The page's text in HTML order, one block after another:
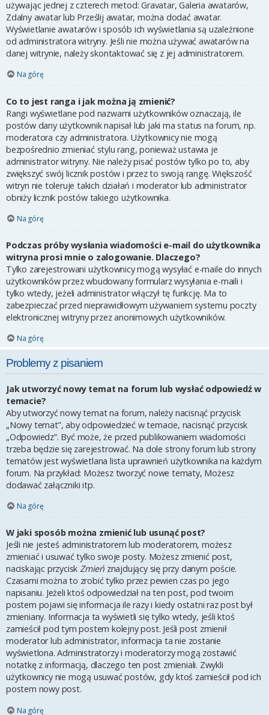
używając jednej z czterech metod: Gravatar, Galeria awatarów,
Zdalny awatar lub Prześlij awatar, można dodać awatar.
Wyświetlanie awatarów i sposób ich wyświetlania są uzależnione
od administratora witryny. Jeśli nie można używać awatarów na
danej witrynie, należy skontaktować się z jej administratorem.
Na górę
Co to jest ranga i jak można ją zmienić?
Rangi wyświetlane pod nazwami użytkowników oznaczają, ile
postów dany użytkownik napisał lub jaki ma status na forum, np.
moderatora czy administratora. Użytkownicy nie mogą
bezpośrednio zmieniać stylu rang, ponieważ ustawia je
administrator witryny. Nie należy pisać postów tylko po to, aby
zwiększyć swój licznik postów i przez to swoją rangę. Większość
witryn nie toleruje takich działań i moderator lub administrator
obniży licznik postów takiego użytkownika.
Na górę
Podczas próby wysłania wiadomości e-mail do użytkownika
witryna prosi mnie o zalogowanie. Dlaczego?
Tylko zarejestrowani użytkownicy mogą wysyłać e-maile do innych
użytkowników przez wbudowany formularz wysyłania e-maili i
tylko wtedy, jeżeli administrator włączył tę funkcję. Ma to
zabezpieczać przed nieprawidłowym używaniem systemu poczty
elektronicznej witryny przez anonimowych użytkowników.
Na górę
Problemy z pisaniem
Jak utworzyć nowy temat na forum lub wysłać odpowiedź w
temacie?
Aby utworzyć nowy temat na forum, należy nacisnąć przycisk
„Nowy temat”, aby odpowiedzieć w temacie, nacisnąć przycisk
„Odpowiedz”. Być może, że przed publikowaniem wiadomości
trzeba będzie się zarejestrować. Na dole strony forum lub strony
tematów jest wyświetlana lista uprawnień użytkownika na każdym
forum. Na przykład: Możesz tworzyć nowe tematy, Możesz
dodawać załączniki itp.
Na górę
W jaki sposób można zmienić lub usunąć post?
Jeśli nie jesteś administratorem lub moderatorem, możesz
zmieniać i usuwać tylko swoje posty. Możesz zmienić post,
naciskając przycisk Zmień znajdujący się przy danym poście.
Czasami można to zrobić tylko przez pewien czas po jego
napisaniu. Jeżeli ktoś odpowiedział na ten post, pod twoim
postem pojawi się informacja ile razy i kiedy ostatni raz post był
zmieniany. Informacja ta wyświetli się tylko wtedy, jeśli ktoś
zamieścił pod tym postem kolejny post. Jeśli post zmienił
moderator lub administrator, informacja ta nie zostanie
wyświetlona. Administratorzy i moderatorzy mogą zostawić
notatkę z informacją, dlaczego ten post zmieniali. Zwykli
użytkownicy nie mogą usuwać postów, gdy ktoś zamieścił pod ich
postem nowy post.
Na górę